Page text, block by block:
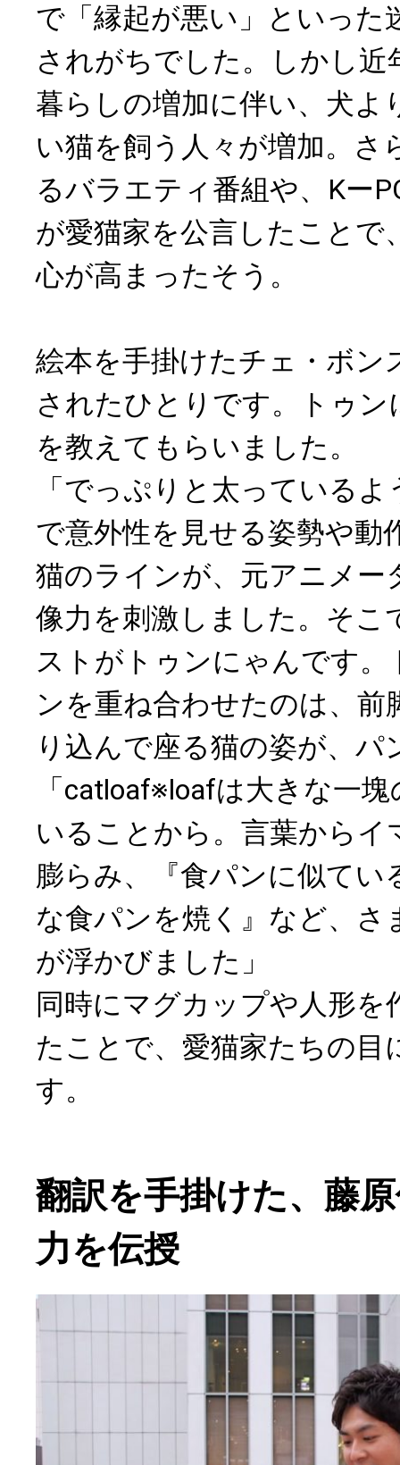
で「縁起が悪い」といった
されがちでした。しかし近
暮らしの増加に伴い、犬よ
い猫を飼う人々が増加。さ
るバラエティ番組や、Kー
が愛猫家を公言したことで
心が高まったそう。
絵本を手掛けたチェ・ボン
されたひとりです。トゥン
を教えてもらいました。
「でっぷりと太っている
で意外性を見せる姿勢や動
猫のラインが、元アニメー
像力を刺激しました。そこ
ストがトゥンにゃんです
ンを重ね合わせたのは、前
り込んで座る猫の姿が、パ
「catloaf※loafは大きな一
いることから。言葉からイ
膨らみ、『食パンに似てい
な食パンを焼く』など、さ
が浮かびました」
同時にマグカップや人形を
たことで、愛猫家たちの目
す。
翻訳を手掛けた、藤
力を伝授